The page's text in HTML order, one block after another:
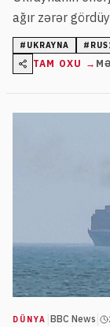
ağır zərər
sıradan
hücumlarında
hücumların
# UKRAYNA #
TAM OXU →
DÜNYA BBC News